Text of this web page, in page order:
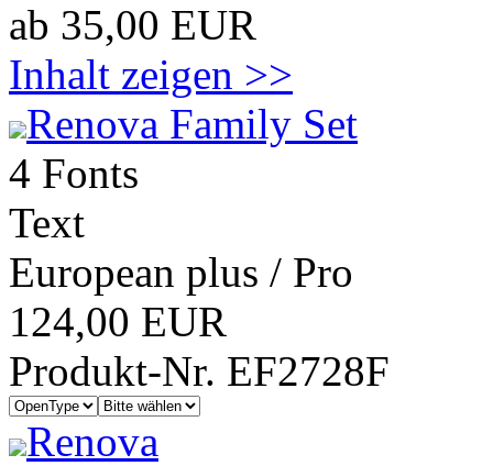
ab 35,00 EUR
Inhalt zeigen >>
Renova Family Set
4 Fonts
Text
European plus / Pro
124,00 EUR
Produkt-Nr. EF2728F
Renova